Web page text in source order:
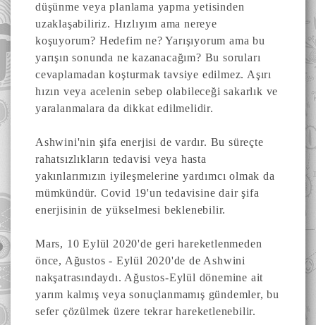
düşünme veya planlama yapma yetisinden
uzaklaşabiliriz. Hızlıyım ama nereye
koşuyorum? Hedefim ne? Yarışıyorum ama bu
yarışın sonunda ne kazanacağım? Bu soruları
cevaplamadan koşturmak tavsiye edilmez. Aşırı
hızın veya acelenin sebep olabileceği sakarlık ve
yaralanmalara da dikkat edilmelidir.
Ashwini'nin şifa enerjisi de vardır. Bu süreçte
rahatsızlıkların tedavisi veya hasta
yakınlarımızın iyileşmelerine yardımcı olmak da
mümkündür. Covid 19'un tedavisine dair şifa
enerjisinin de yükselmesi beklenebilir.
Mars, 10 Eylül 2020'de geri hareketlenmeden
önce, Ağustos - Eylül 2020'de de Ashwini
nakşatrasındaydı. Ağustos-Eylül dönemine ait
yarım kalmış veya sonuçlanmamış gündemler, bu
sefer çözülmek üzere tekrar hareketlenebilir.